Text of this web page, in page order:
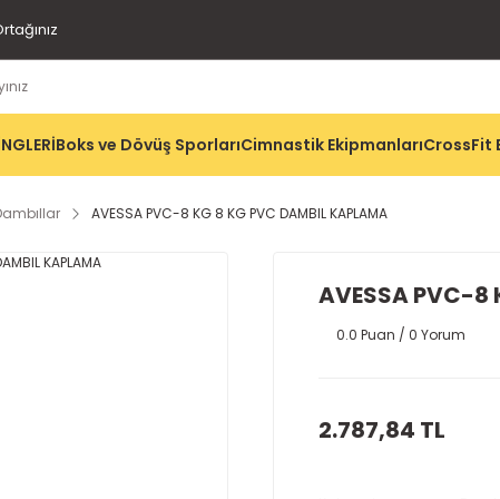
Boks ve Dövüş SporlarıCimnastik EkipmanlarıCrossFit
AVESSA PVC-8 KG 8 KG PVC DAMBIL KAPLAMA
AVESSA PVC-8
0.0 Puan / 0 Yorum
2.787,84 TL